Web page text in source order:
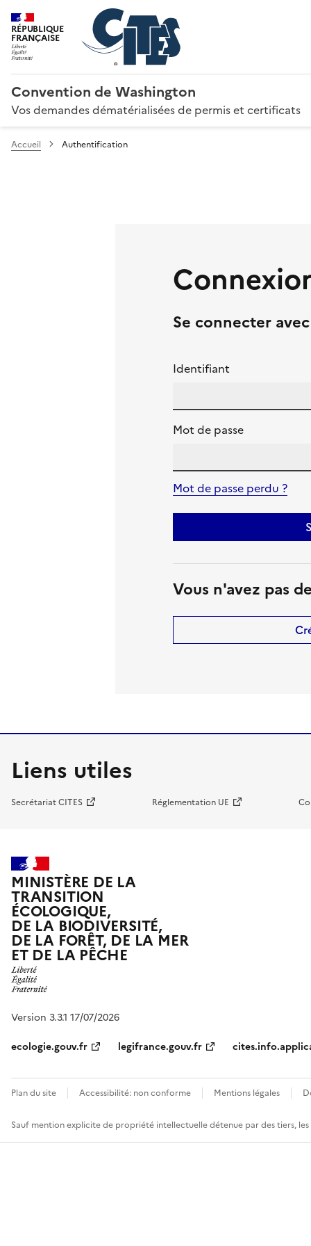
RÉPUBLIQUE
FRANÇAISE
Convention de Washington
Vos demandes dématérialisées de permis et certificats
Accueil Authentification
Se connecter
Identifiant
Mot de passe
Mot de passe perdu ?
Vous n'avez pas
Liens utiles
Secrétariat CITES Réglementation UE
MINISTÈRE DE LA
TRANSITION
ÉCOLOGIQUE,
DE LA BIODIVERSITÉ,
DE LA FORÊT, DE LA MER
ET DE LA PÊCHE
Version 3.3.1 17/07/2026
ecologie.gouv.fr
legifrance.gouv.fr
Plan du site Accessibilité: non conforme Mentions légales
Sauf mention explicite de propriété intellectuelle détenue par des tiers,